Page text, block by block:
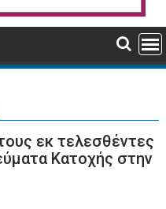
εκ τελεσθέντες
Κατοχής στην